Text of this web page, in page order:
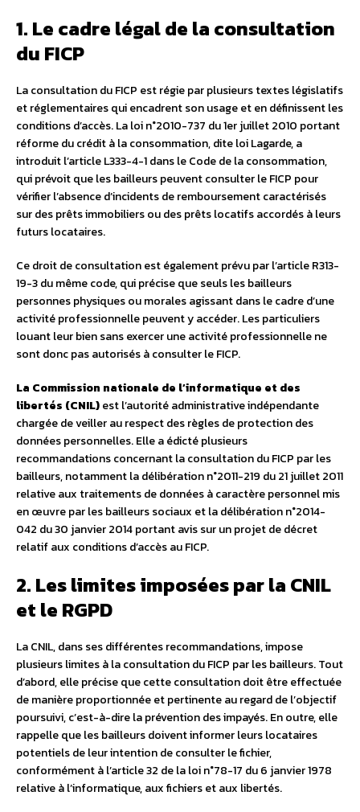
1. Le cadre légal de la consultation
du FICP
La consultation du FICP est régie par plusieurs textes législatifs
et réglementaires qui encadrent son usage et en définissent les
conditions d’accès. La loi n°2010-737 du 1er juillet 2010 portant
réforme du crédit à la consommation, dite loi Lagarde, a
introduit l’article L333-4-1 dans le Code de la consommation,
qui prévoit que les bailleurs peuvent consulter le FICP pour
vérifier l’absence d’incidents de remboursement caractérisés
sur des prêts immobiliers ou des prêts locatifs accordés à leurs
futurs locataires.
Ce droit de consultation est également prévu par l’article R313-
19-3 du même code, qui précise que seuls les bailleurs
personnes physiques ou morales agissant dans le cadre d’une
activité professionnelle peuvent y accéder. Les particuliers
louant leur bien sans exercer une activité professionnelle ne
sont donc pas autorisés à consulter le FICP.
La Commission nationale de l’informatique et des
libertés (CNIL)est l’autorité administrative indépendante
chargée de veiller au respect des règles de protection des
données personnelles. Elle a édicté plusieurs
recommandations concernant la consultation du FICP par les
bailleurs, notamment la délibération n°2011-219 du 21 juillet 2011
relative aux traitements de données à caractère personnel mis
en œuvre par les bailleurs sociaux et la délibération n°2014-
042 du 30 janvier 2014 portant avis sur un projet de décret
relatif aux conditions d’accès au FICP.
2. Les limites imposées par la CNIL
et le RGPD
La CNIL, dans ses différentes recommandations, impose
plusieurs limites à la consultation du FICP par les bailleurs. Tout
d’abord, elle précise que cette consultation doit être effectuée
de manière proportionnée et pertinente au regard de l’objectif
poursuivi, c’est-à-dire la prévention des impayés. En outre, elle
rappelle que les bailleurs doivent informer leurs locataires
potentiels de leur intention de consulter le fichier,
conformément à l’article 32 de la loi n°78-17 du 6 janvier 1978
relative à l’informatique, aux fichiers et aux libertés.